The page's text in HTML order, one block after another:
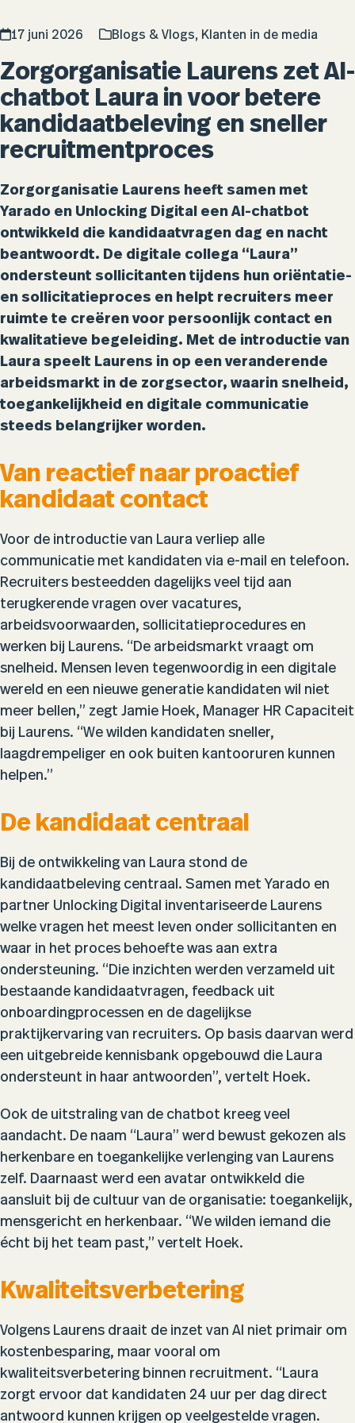
17 juni 2026 Blogs & Vlogs, Klanten in de media
Zorgorganisatie Laurens zet AI-
chatbot Laura in voor betere
kandidaatbeleving en sneller
recruitmentproces
Zorgorganisatie Laurens heeft samen met
Yarado en Unlocking Digital een AI-chatbot
ontwikkeld die kandidaatvragen dag en nacht
beantwoordt. De digitale collega “Laura”
ondersteunt sollicitanten tijdens hun oriëntatie-
en sollicitatieproces en helpt recruiters meer
ruimte te creëren voor persoonlijk contact en
kwalitatieve begeleiding. Met de introductie van
Laura speelt Laurens in op een veranderende
arbeidsmarkt in de zorgsector, waarin snelheid,
toegankelijkheid en digitale communicatie
steeds belangrijker worden.
Van reactief naar proactief
kandidaat contact
Voor de introductie van Laura verliep alle
communicatie met kandidaten via e-mail en telefoon.
Recruiters besteedden dagelijks veel tijd aan
terugkerende vragen over vacatures,
arbeidsvoorwaarden, sollicitatieprocedures en
werken bij Laurens. “De arbeidsmarkt vraagt om
snelheid. Mensen leven tegenwoordig in een digitale
wereld en een nieuwe generatie kandidaten wil niet
meer bellen,” zegt Jamie Hoek, Manager HR Capaciteit
bij Laurens. “We wilden kandidaten sneller,
laagdrempeliger en ook buiten kantooruren kunnen
helpen.”
De kandidaat centraal
Bij de ontwikkeling van Laura stond de
kandidaatbeleving centraal. Samen met Yarado en
partner Unlocking Digital inventariseerde Laurens
welke vragen het meest leven onder sollicitanten en
waar in het proces behoefte was aan extra
ondersteuning. “Die inzichten werden verzameld uit
bestaande kandidaatvragen, feedback uit
onboardingprocessen en de dagelijkse
praktijkervaring van recruiters. Op basis daarvan werd
een uitgebreide kennisbank opgebouwd die Laura
ondersteunt in haar antwoorden”, vertelt Hoek.
Ook de uitstraling van de chatbot kreeg veel
aandacht. De naam “Laura” werd bewust gekozen als
herkenbare en toegankelijke verlenging van Laurens
zelf. Daarnaast werd een avatar ontwikkeld die
aansluit bij de cultuur van de organisatie: toegankelijk,
mensgericht en herkenbaar. “We wilden iemand die
écht bij het team past,” vertelt Hoek.
Kwaliteitsverbetering
Volgens Laurens draait de inzet van AI niet primair om
kostenbesparing, maar vooral om
kwaliteitsverbetering binnen recruitment. “Laura
zorgt ervoor dat kandidaten 24 uur per dag direct
antwoord kunnen krijgen op veelgestelde vragen.